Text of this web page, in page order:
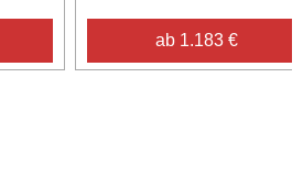
ab 1.183 €